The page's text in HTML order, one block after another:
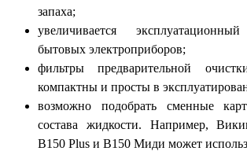
запаха;
увеличивается
бытовых электроприборов;
фильтры предварительной
компактны и просты в
возможно подобрать сменные
состава жидкости. Например,
B150 Plus и В150 Миди может